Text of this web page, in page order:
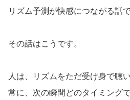
リズム予測が快感につながる話で
その話はこうです。
人は、リズムをただ受け身で聴
常に、次の瞬間どのタイミング